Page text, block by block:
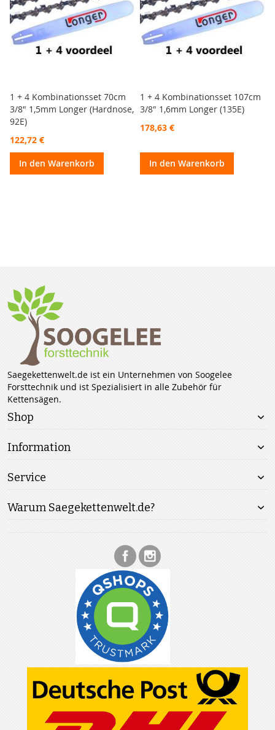
1 + 4 Kombinationsset 70cm
3/8" 1,5mm Longer (Hardnose,
92E)
122,72 €
In den Warenkorb
1 + 4 Kombinationsset 107cm
3/8" 1,6mm Longer (135E)
178,63 €
In den Warenkorb
Saegekettenwelt.de ist ein Unternehmen von Soogelee
Forsttechnik und ist Spezialisiert in alle Zubehör für
Kettensägen.
Shop
Information
Service
Warum Saegekettenwelt.de?